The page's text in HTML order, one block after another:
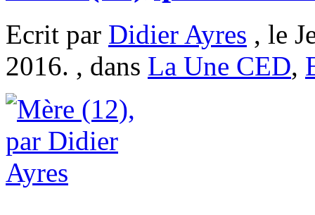
Ecrit par Didier Ayres , le
2016. , dans La Une CED,